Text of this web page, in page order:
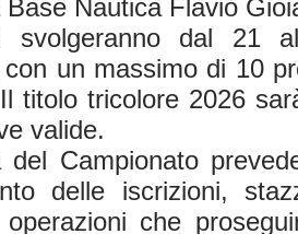
Base Nautica Flavio
svolgeranno dal 21
con un massimo di 10
titolo tricolore 2026
valide.
del Campionato
delle iscrizioni,
operazioni che